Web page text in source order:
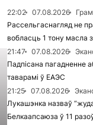
22:02 07.08.2026
Рассельгаснагляд не
вобласць 1 тону масла
21:47
07.08.2026
Падпісана пагадненне
таварамі ў ЕАЭС
21:25
07.08.2026
Лукашэнка назваў
Белкаапсаюза ў 11